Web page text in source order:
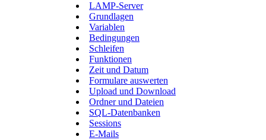
LAMP-Server
Grundlagen
Variablen
Bedingungen
Schleifen
Funktionen
Zeit und Datum
Formulare auswerten
Upload und Download
Ordner und Dateien
SQL-Datenbanken
Sessions
E-Mails